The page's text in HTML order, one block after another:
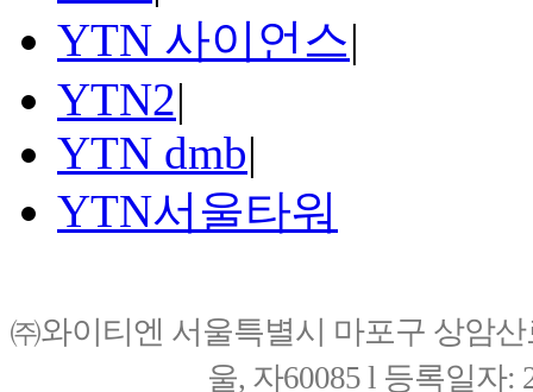
YTN 사이언스|
YTN2|
YTN dmb|
YTN서울타워
㈜와이티엔 서울특별시 마포구 상암
울, 자60085 l 등록일자: